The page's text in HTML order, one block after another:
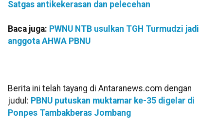
Satgas antikekerasan dan pelecehan
Baca juga: PWNU NTB usulkan TGH Turmudzi jadi
anggota AHWA PBNU
Berita ini telah tayang di Antaranews.com dengan
judul: PBNU putuskan muktamar ke-35 digelar di
Ponpes Tambakberas Jombang